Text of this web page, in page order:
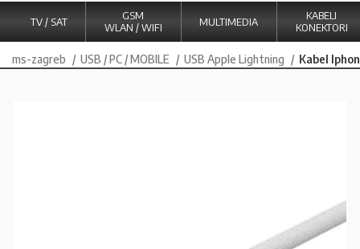
TV / SAT
GSM
WLAN / WIFI
MULTIMEDIA
KABELI
KONEKTORI
ms-zagreb USB / PC / MOBILE USB Apple Lightning Kabel